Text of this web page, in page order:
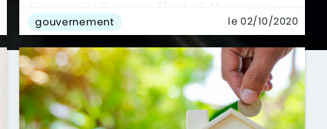
reçu les représentants du secteur immobilier
pour signer une charte.
gouvernement le 02/10/2020